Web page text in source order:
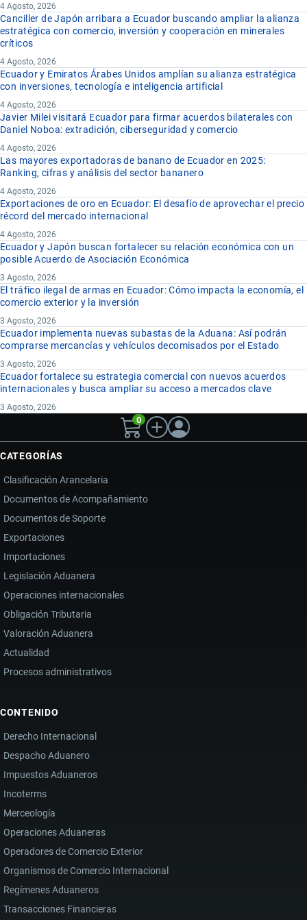
4 Agosto, 2026
Canciller de Japón arribara a Ecuador buscando ampliar la alianza
estratégica con comercio, inversión y cooperación en minerales
críticos
4 Agosto, 2026
Ecuador y Emiratos Árabes Unidos amplían su alianza estratégica
con inversiones, tecnología e inteligencia artificial
4 Agosto, 2026
Javier Milei visitará Ecuador para firmar acuerdos bilaterales con
Daniel Noboa: extradición, ciberseguridad y comercio
4 Agosto, 2026
Las mayores exportadoras de banano de Ecuador en 2025:
Ranking, cifras y análisis del sector bananero
4 Agosto, 2026
Exportaciones de oro en Ecuador: El desafío de aprovechar el precio
récord del mercado internacional
4 Agosto, 2026
Ecuador y Japón buscan fortalecer su relación económica con un
posible Acuerdo de Asociación Económica
3 Agosto, 2026
El tráfico ilegal de armas en Ecuador: Cómo impacta la economía, el
comercio exterior y la inversión
3 Agosto, 2026
Ecuador implementa nuevas subastas de la Aduana: Así podrán
comprarse mercancías y vehículos decomisados por el Estado
3 Agosto, 2026
Ecuador fortalece su estrategia comercial con nuevos acuerdos
internacionales y busca ampliar su acceso a mercados clave
3 Agosto, 2026
0
CATEGORÍAS
Clasificación Arancelaria
Documentos de Acompañamiento
Documentos de Soporte
Exportaciones
Importaciones
Legislación Aduanera
Operaciones internacionales
Obligación Tributaria
Valoración Aduanera
Actualidad
Procesos administrativos
CONTENIDO
Derecho Internacional
Despacho Aduanero
Impuestos Aduaneros
Incoterms
Merceología
Operaciones Aduaneras
Operadores de Comercio Exterior
Organismos de Comercio Internacional
Regímenes Aduaneros
Transacciones Financieras